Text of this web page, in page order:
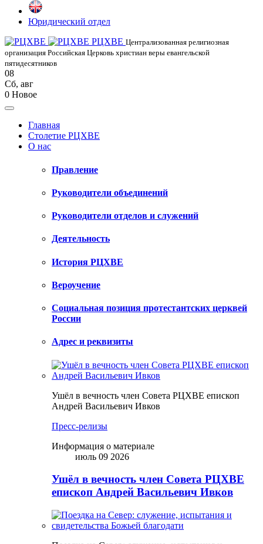
Юридический отдел
РЦХВЕ Централизованная религиозная
организация Российская Церковь христиан веры евангельской
пятидесятников
08
Сб, авг
0 Новое
Главная
Столетие РЦХВЕ
О нас
Правление
Руководители объединений
Руководители отделов и служений
Деятельность
История РЦХВЕ
Вероучение
Социальная позиция протестантских церквей
России
Адрес и реквизиты
Ушёл в вечность член Совета РЦХВЕ епископ
Андрей Васильевич Ивков
Пресс-релизы
Информация о материале
июль 09 2026
Ушёл в вечность член Совета РЦХВЕ
епископ Андрей Васильевич Ивков